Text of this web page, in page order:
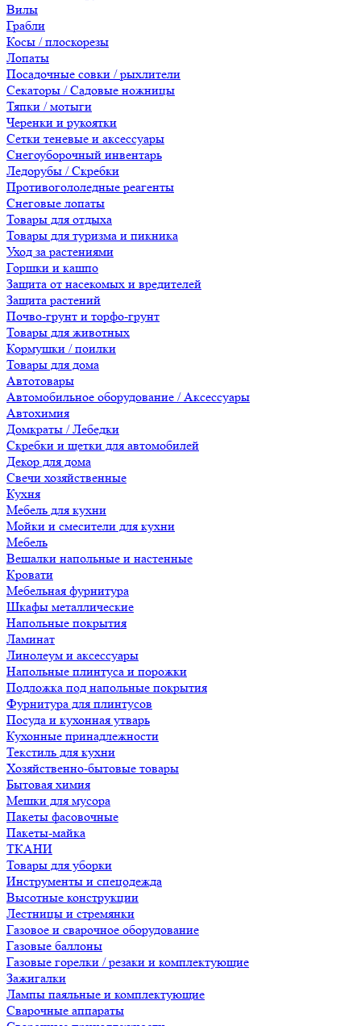
Вилы
Грабли
Косы / плоскорезы
Лопаты
Посадочные совки / рыхлители
Секаторы / Садовые ножницы
Тяпки / мотыги
Черенки и рукоятки
Сетки теневые и аксессуары
Снегоуборочный инвентарь
Ледорубы / Скребки
Противогололедные реагенты
Снеговые лопаты
Товары для отдыха
Товары для туризма и пикника
Уход за растениями
Горшки и кашпо
Защита от насекомых и вредителей
Защита растений
Почво-грунт и торфо-грунт
Товары для животных
Кормушки / поилки
Товары для дома
Автотовары
Автомобильное оборудование / Аксессуары
Автохимия
Домкраты / Лебедки
Скребки и щетки для автомобилей
Декор для дома
Свечи хозяйственные
Кухня
Мебель для кухни
Мойки и смесители для кухни
Мебель
Вешалки напольные и настенные
Кровати
Мебельная фурнитура
Шкафы металлические
Напольные покрытия
Ламинат
Линолеум и аксессуары
Напольные плинтуса и порожки
Подложка под напольные покрытия
Фурнитура для плинтусов
Посуда и кухонная утварь
Кухонные принадлежности
Текстиль для кухни
Хозяйственно-бытовые товары
Бытовая химия
Мешки для мусора
Пакеты фасовочные
Пакеты-майка
ТКАНИ
Товары для уборки
Инструменты и спецодежда
Высотные конструкции
Лестницы и стремянки
Газовое и сварочное оборудование
Газовые баллоны
Газовые горелки / резаки и комплектующие
Зажигалки
Лампы паяльные и комплектующие
Сварочные аппараты